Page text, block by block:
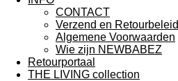
CONTACT
Verzend en Retourbeleid
Algemene Voorwaarden
Wie zijn NEWBABEZ
Retourportaal
THE LIVING collection